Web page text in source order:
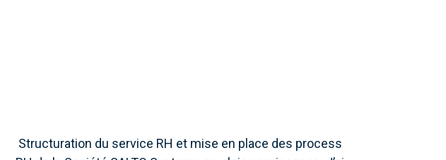
Structuration du service RH et mise en place des process